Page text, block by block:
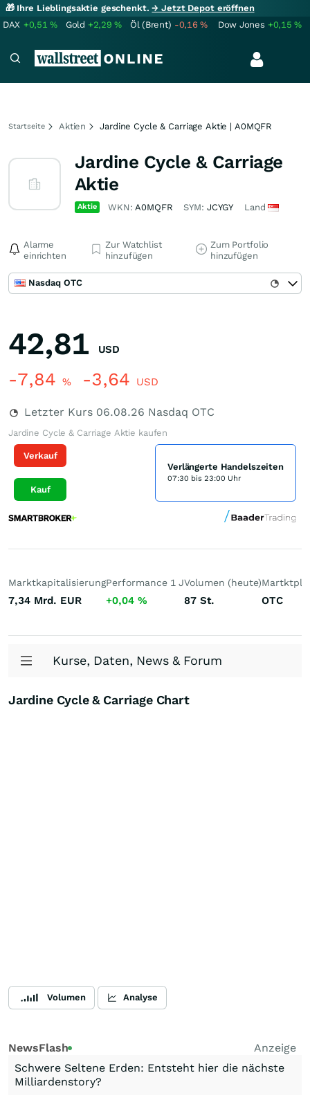
🎁 Ihre Lieblingsaktie geschenkt.→ Jetzt Depot eröffnen
DAX +0,51% Gold +2,29% Öl (Brent) -0,16% Dow Jones +0,15%
Startseite Aktien Jardine Cycle & Carriage Aktie | A0MQFR
Jardine Cycle & Carriage
Aktie
Aktie WKN:A0MQFR SYM: JCYGY Land
Alarme
einrichten
Zur Watchlist
hinzufügen
Zum Portfolio
hinzufügen
Nasdaq OTC
42,81 USD
-7,84 % -3,64 USD
Letzter Kurs 06.08.26 Nasdaq OTC
Jardine Cycle & Carriage Aktie kaufen
Verkauf
Kauf
Verlängerte Handelszeiten
07:30 bis 23:00 Uhr
Marktkapitalisierung
7,34 Mrd. EUR
Performance 1 J
+0,04 %
Volumen (heute)
87 St. OTC
Kurse, Daten, News & Forum
Jardine Cycle & Carriage Chart
Volumen Analyse
NewsFlash
Anzeige
Schwere Seltene Erden: Entsteht hier die nächste
Milliardenstory?